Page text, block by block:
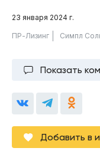
23 января 2024 г.
ПР-Лизинг Симпл
Показать
Добавить в